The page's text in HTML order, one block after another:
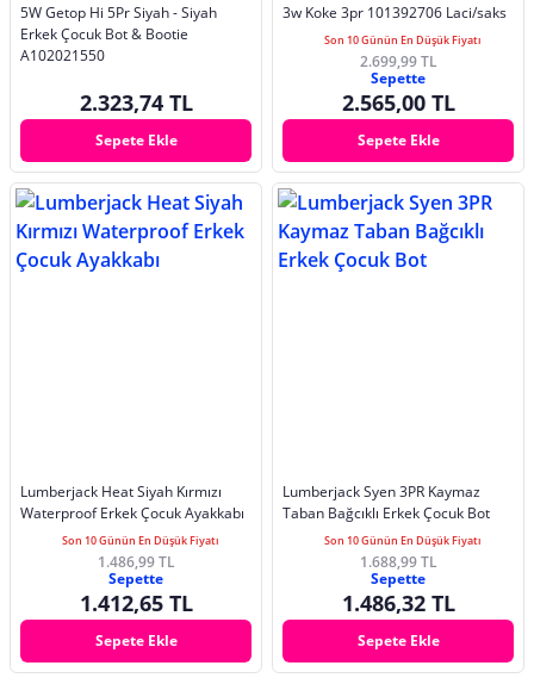
5W Getop Hi 5Pr Siyah - Siyah
Erkek Çocuk Bot & Bootie
A102021550
2.323,74 TL
Sepete Ekle
3w Koke 3pr 101392706 Laci/saks
Son 10 Günün En Düşük Fiyatı
2.699,99 TL
Sepette
2.565,00 TL
Sepete Ekle
Lumberjack Heat Siyah Kırmızı
Waterproof Erkek Çocuk Ayakkabı
Son 10 Günün En Düşük Fiyatı
1.486,99 TL
Sepette
1.412,65 TL
Sepete Ekle
Lumberjack Syen 3PR Kaymaz
Taban Bağcıklı Erkek Çocuk Bot
Son 10 Günün En Düşük Fiyatı
1.688,99 TL
Sepette
1.486,32 TL
Sepete Ekle